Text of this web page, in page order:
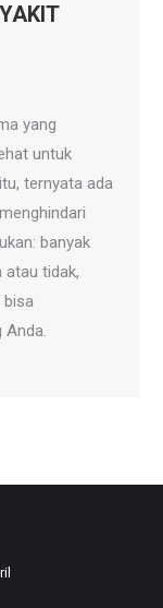
yang
untuk
ternyata ada
banyak
atau tidak,
bisa
Anda.